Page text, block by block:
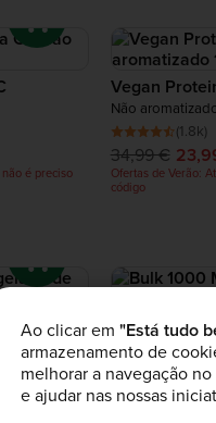
é preciso
Vegan
Não
(1.8k)
34,99 €
Ofertas de Verão:
código
é preciso
Bulk 1000
Brownie de
(175)
62,99 €
Ao clicar em "Está tudo
armazenamento de
melhorar a navegação
e ajudar nas nossas